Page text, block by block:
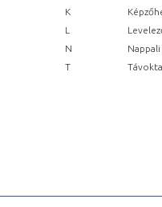
K
L
N
Nappali
T